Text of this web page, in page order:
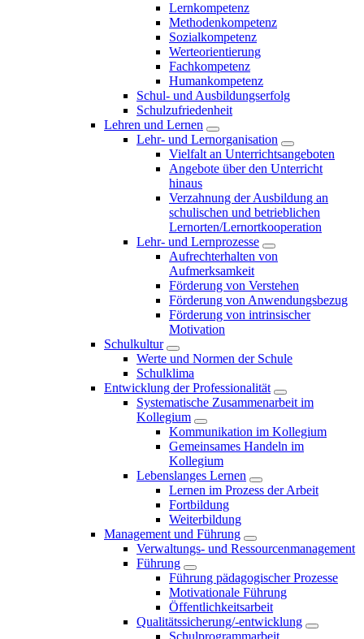
Lernkompetenz
Methodenkompetenz
Sozialkompetenz
Werteorientierung
Fachkompetenz
Humankompetenz
Schul- und Ausbildungserfolg
Schulzufriedenheit
Lehren und Lernen
Lehr- und Lernorganisation
Vielfalt an Unterrichtsangeboten
Angebote über den Unterricht
hinaus
Verzahnung der Ausbildung an
schulischen und betrieblichen
Lernorten/Lernortkooperation
Lehr- und Lernprozesse
Aufrechterhalten von
Aufmerksamkeit
Förderung von Verstehen
Förderung von Anwendungsbezug
Förderung von intrinsischer
Motivation
Schulkultur
Werte und Normen der Schule
Schulklima
Entwicklung der Professionalität
Systematische Zusammenarbeit im
Kollegium
Kommunikation im Kollegium
Gemeinsames Handeln im
Kollegium
Lebenslanges Lernen
Lernen im Prozess der Arbeit
Fortbildung
Weiterbildung
Management und Führung
Verwaltungs- und Ressourcenmanagement
Führung
Führung pädagogischer Prozesse
Motivationale Führung
Öffentlichkeitsarbeit
Qualitätssicherung/-entwicklung
Schulprogrammarbeit